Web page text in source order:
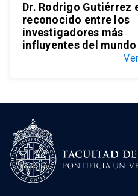
Dr. Rodrigo Gutiérrez
reconocido entre los
investigadores más
influyentes del mundo